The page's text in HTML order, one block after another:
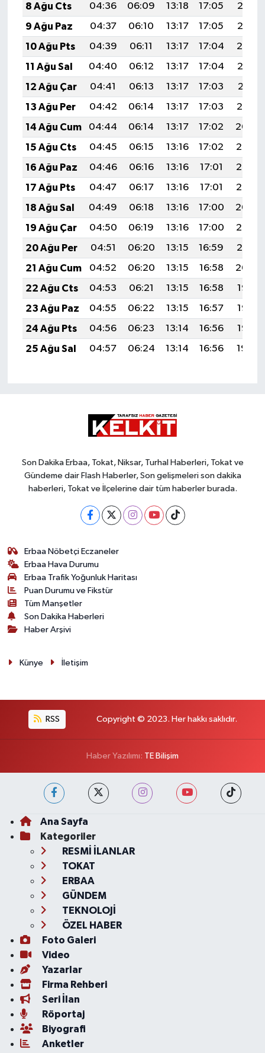
8 Ağu Cts
04:36 06:09 13:18 17:05
20:16
9 Ağu Paz
04:37 06:10 13:17 17:05
20:15
10 Ağu Pts
04:39 06:11 13:17 17:04
20:14
11 Ağu Sal
04:40 06:12 13:17 17:04
20:12
12 Ağu Çar
04:41 06:13 13:17 17:03
20:11
13 Ağu Per
04:42 06:14 13:17 17:03
20:10
14 Ağu Cum
04:44 06:14 13:17 17:02
20:09
15 Ağu Cts
04:45 06:15 13:16 17:02
20:08
16 Ağu Paz
04:46 06:16 13:16 17:01
20:06
17 Ağu Pts
04:47 06:17 13:16 17:01
20:05
18 Ağu Sal
04:49 06:18 13:16 17:00
20:04
19 Ağu Çar
04:50 06:19 13:16 17:00
20:02
20 Ağu Per
04:51 06:20 13:15 16:59
20:01
21 Ağu Cum
04:52 06:20 13:15 16:58
20:00
22 Ağu Cts
04:53 06:21 13:15 16:58
19:58
23 Ağu Paz
04:55 06:22 13:15 16:57
19:57
24 Ağu Pts
04:56 06:23 13:14 16:56
19:56
25 Ağu Sal
04:57 06:24 13:14 16:56 19:54
Son Dakika Erbaa, Tokat, Niksar, Turhal Haberleri, Tokat ve
Gündeme dair Flash Haberler, Son gelişmeleri son dakika
haberleri, Tokat ve İlçelerine dair tüm haberler burada.
Erbaa Nöbetçi Eczaneler
Erbaa Hava Durumu
Erbaa Trafik Yoğunluk Haritası
Puan Durumu ve Fikstür
Tüm Manşetler
Son Dakika Haberleri
Haber Arşivi
Künye İletişim
RSS Copyright © 2023. Her hakkı saklıdır.
Haber Yazılımı: TE Bilişim
Ana Sayfa
Kategoriler
RESMİ İLANLAR
TOKAT
ERBAA
GÜNDEM
TEKNOLOJİ
ÖZEL HABER
Foto Galeri
Video
Yazarlar
Firma Rehberi
Seri İlan
Röportaj
Biyografi
Anketler